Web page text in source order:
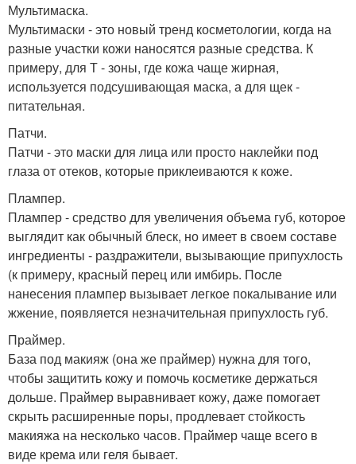
Мультимаска.
Мультимаски - это новый тренд косметологии, когда на
разные участки кожи наносятся разные средства. К
примеру, для Т - зоны, где кожа чаще жирная,
используется подсушивающая маска, а для щек -
питательная.
Патчи.
Патчи - это маски для лица или просто наклейки под
глаза от отеков, которые приклеиваются к коже.
Плампер.
Плампер - средство для увеличения объема губ, которое
выглядит как обычный блеск, но имеет в своем составе
ингредиенты - раздражители, вызывающие припухлость
(к примеру, красный перец или имбирь. После
нанесения плампер вызывает легкое покалывание или
жжение, появляется незначительная припухлость губ.
Праймер.
База под макияж (она же праймер) нужна для того,
чтобы защитить кожу и помочь косметике держаться
дольше. Праймер выравнивает кожу, даже помогает
скрыть расширенные поры, продлевает стойкость
макияжа на несколько часов. Праймер чаще всего в
виде крема или геля бывает.